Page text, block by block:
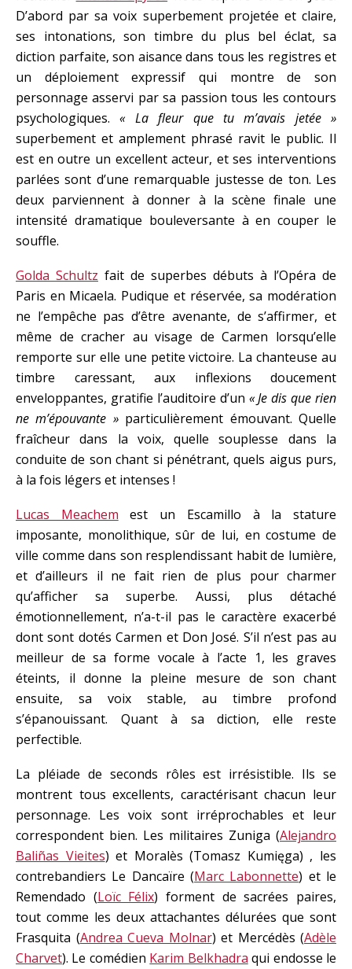
D’abord par sa voix superbement projetée et claire,
ses intonations, son timbre du plus bel éclat, sa
diction parfaite, son aisance dans tous les registres et
un déploiement expressif qui montre de son
personnage asservi par sa passion tous les contours
psychologiques. « La fleur que tu m’avais jetée »
superbement et amplement phrasé ravit le public. Il
est en outre un excellent acteur, et ses interventions
parlées sont d’une remarquable justesse de ton. Les
deux parviennent à donner à la scène finale une
intensité dramatique bouleversante à en couper le
souffle.
Golda Schultz fait de superbes débuts à l’Opéra de
Paris en Micaela. Pudique et réservée, sa modération
ne l’empêche pas d’être avenante, de s’affirmer, et
même de cracher au visage de Carmen lorsqu’elle
remporte sur elle une petite victoire. La chanteuse au
timbre caressant, aux inflexions doucement
enveloppantes, gratifie l’auditoire d’un « Je dis que rien
ne m’épouvante »particulièrement émouvant. Quelle
fraîcheur dans la voix, quelle souplesse dans la
conduite de son chant si pénétrant, quels aigus purs,
à la fois légers et intenses !
Lucas Meachem est un Escamillo à la stature
imposante, monolithique, sûr de lui, en costume de
ville comme dans son resplendissant habit de lumière,
et d’ailleurs il ne fait rien de plus pour charmer
qu’afficher sa superbe. Aussi, plus détaché
émotionnellement, n’a-t-il pas le caractère exacerbé
dont sont dotés Carmen et Don José. S’il n’est pas au
meilleur de sa forme vocale à l’acte 1, les graves
éteints, il donne la pleine mesure de son chant
ensuite, sa voix stable, au timbre profond
s’épanouissant. Quant à sa diction, elle reste
perfectible.
La pléiade de seconds rôles est irrésistible. Ils se
montrent tous excellents, caractérisant chacun leur
personnage. Les voix sont irréprochables et leur
correspondent bien. Les militaires Zuniga (Alejandro
Baliñas Vieites) et Moralès (Tomasz Kumięga) , les
contrebandiers Le Dancaïre (Marc Labonnette) et le
Remendado (Loïc Félix) forment de sacrées paires,
tout comme les deux attachantes délurées que sont
Frasquita (Andrea Cueva Molnar) et Mercédès (Adèle
Charvet). Le comédien Karim Belkhadra qui endosse le